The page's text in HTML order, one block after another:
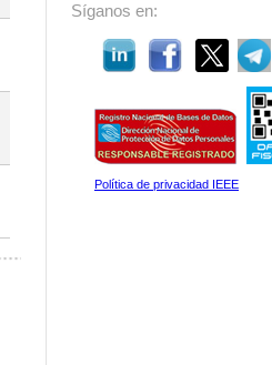
Síganos en:
Política de privacidad IEEE